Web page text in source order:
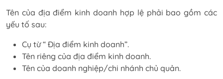
Tên của địa điểm kinh doanh hợp lệ phải bao gồm các
yếu tố sau:
Cụ từ “ Địa điểm kinh doanh”.
Tên riêng của địa điểm kinh doanh.
Tên của doanh nghiệp/chi nhánh chủ quản.